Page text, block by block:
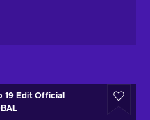
19 Edit Official